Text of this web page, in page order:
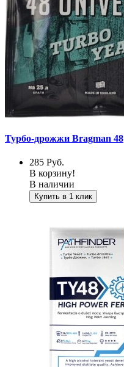
Турбо-дрожжи Bragman 48
285 Руб.
В корзину!
В наличии
Купить в 1 клик